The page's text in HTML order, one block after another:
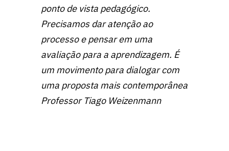
ponto de vista pedagógico.
Precisamos dar atenção ao
processo e pensar em uma
avaliação para a aprendizagem. É
um movimento para dialogar com
uma proposta mais contemporânea
Professor Tiago Weizenmann